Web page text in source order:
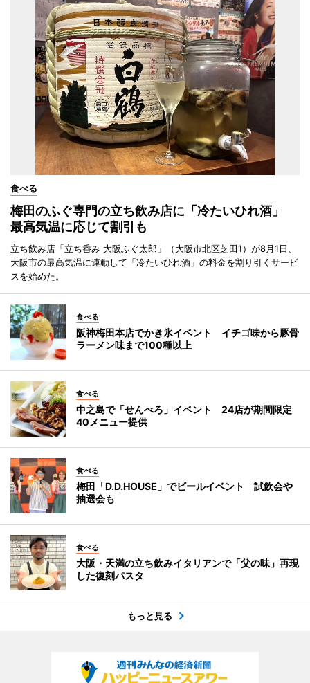
食べる
梅田のふぐ専門の立ち飲み店に「冷たいひれ酒」
最高気温に応じて割引も
立ち飲み店「立ち呑み 大阪ふぐ太郎」（大阪市北区芝田1）が8月1日、
大阪市の最高気温に連動して「冷たいひれ酒」の料金を割り引くサービ
スを始めた。
食べる
阪神梅田本店でかき氷イベント イチゴ味から豚骨
ラーメン味まで100種以上
食べる
中之島で「せんべろ」イベント 24店が期間限定
40メニュー提供
食べる
梅田「D.D.HOUSE」でビールイベント 試飲会や
抽選会も
食べる
大阪・天満の立ち飲みイタリアンで「父の味」再現
した復刻パスタ
もっと見る